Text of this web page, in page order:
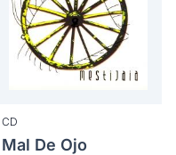
CD
Mal De Ojo